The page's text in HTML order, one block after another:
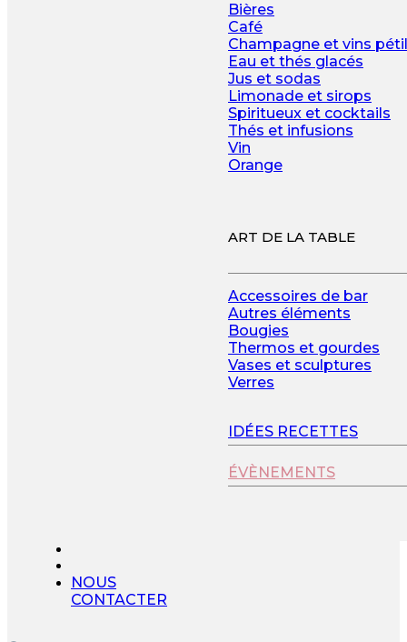
Bières
Café
Champagne et vins
Eau et thés glacés
Jus et sodas
Limonade et sirops
Spiritueux et cocktails
Thés et infusions
Vin
Orange
ART DE LA TABLE
Accessoires de bar
Autres éléments
Bougies
Thermos et gourdes
Vases et sculptures
Verres
IDÉES RECETTES
ÉVÈNEMENTS
NOUS
CONTACTER